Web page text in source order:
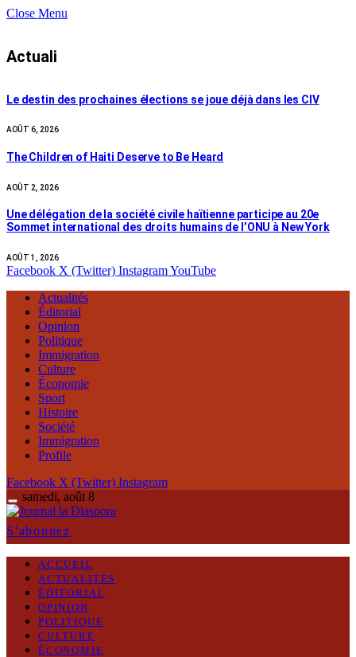
Close Menu
Actuali
Le destin des prochaines élections se joue déjà dans les CIV
AOÛT 6, 2026
The Children of Haiti Deserve to Be Heard
AOÛT 2, 2026
Une délégation de la société civile haïtienne participe au 20e
Sommet international des droits humains de l’ONU à New York
AOÛT 1, 2026
Facebook X (Twitter) InstagramYouTube
Actualités
Éditorial
Opinion
Politique
Immigration
Culture
Économie
Sport
Histoire
Société
Immigration
Profile
Facebook X (Twitter) Instagram
samedi, août 8
S'abonnez
ACCUEIL
ACTUALITÉS
ÉDITORIAL
OPINION
POLITIQUE
CULTURE
ÉCONOMIE